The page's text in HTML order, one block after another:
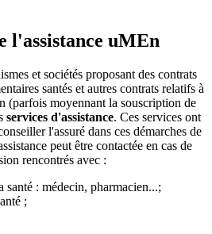
l'assistance uMEn
et sociétés proposant des contrats
santés et autres contrats relatifs à
(parfois moyennant la souscription de
services d'assistance. Ces services ont
l'assuré dans ces démarches de
peut être contactée en cas de
rencontrés avec :
santé : médecin, pharmacien...;
;